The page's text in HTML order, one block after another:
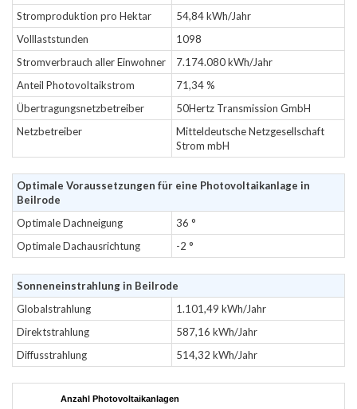
Stromproduktion pro Hektar
54,84 kWh/Jahr
Volllaststunden
1098
Stromverbrauch aller Einwohner
7.174.080 kWh/Jahr
Anteil Photovoltaikstrom
71,34 %
Übertragungsnetzbetreiber
50Hertz Transmission GmbH
Netzbetreiber
Mitteldeutsche Netzgesellschaft
Strom mbH
Optimale Voraussetzungen für eine Photovoltaikanlage in
Beilrode
Optimale Dachneigung
36 °
Optimale Dachausrichtung
-2 °
Sonneneinstrahlung in Beilrode
Globalstrahlung
1.101,49 kWh/Jahr
Direktstrahlung
587,16 kWh/Jahr
Diffusstrahlung
514,32 kWh/Jahr
Anzahl Photovoltaikanlagen